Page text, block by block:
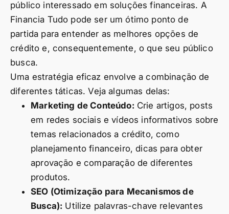
público interessado em soluções financeiras. A
Financia Tudo pode ser um ótimo ponto de
partida para entender as melhores opções de
crédito e, consequentemente, o que seu público
busca.
Uma estratégia eficaz envolve a combinação de
diferentes táticas. Veja algumas delas:
Marketing de Conteúdo: Crie artigos, posts
em redes sociais e vídeos informativos sobre
temas relacionados a crédito, como
planejamento financeiro, dicas para obter
aprovação e comparação de diferentes
produtos.
SEO (Otimização para Mecanismos de
Busca): Utilize palavras-chave relevantes